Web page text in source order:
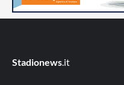
Stadionews.it